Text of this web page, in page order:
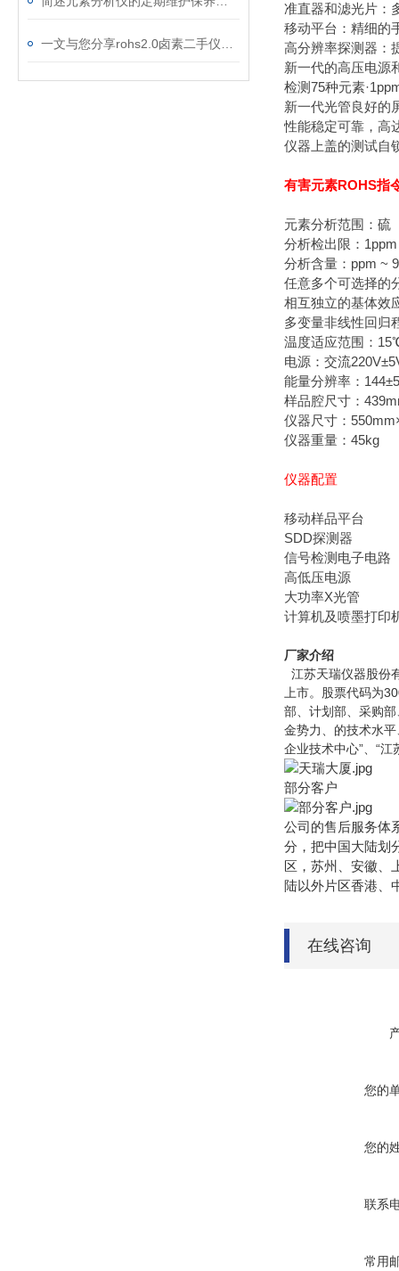
准直器和滤光片：
移动平台：精细的
高分辨率探测器：
新一代的高压电源
检测75种元素
新一代光管良好的
性能稳定可靠，高
仪器上盖的测试自
有害元素ROHS指
元素分析范围：硫
分析检出限：1ppm
分析含量：ppm ~
任意多个可选择的
相互独立的基体效
多变量非线性回归
温度适应范围：
电源：交流
能量分辨率：
样品腔尺寸：
仪器尺寸：
仪器重量：45kg
仪器配置
移动样品平台
SDD探测器
信号检测电子电路
高低压电源
大功率X光管
计算机及喷墨打印
厂家介绍
江苏天瑞仪器股份
上市。股票代码为
部、计划部、采购
金势力、的技术水平
企业技术中心”、“
部分客户
公司的售后服务体
分，把中国大陆划
区，苏州、安徽、
陆以外片区香港、
在线咨询
您的
您的
联系
常用